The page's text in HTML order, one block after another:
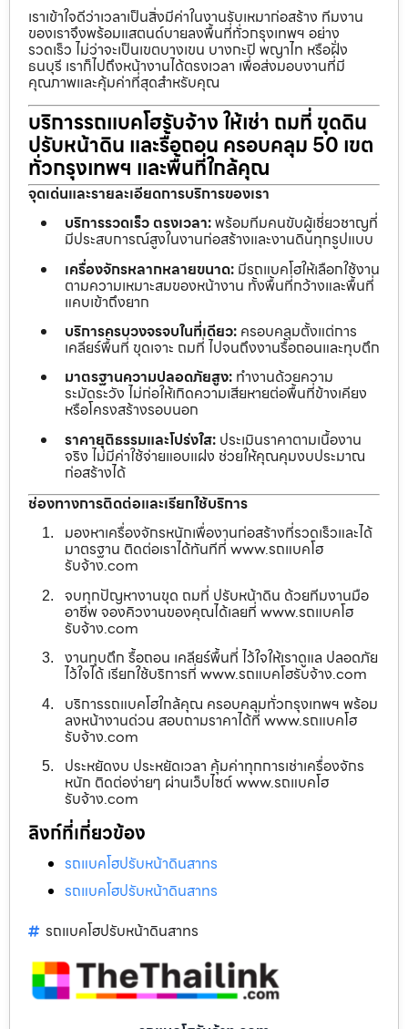
เราเข้าใจดีว่าเวลาเป็นสิ่งมีค่าในงานรับเหมาก่อสร้าง ทีมงาน
ของเราจึงพร้อมแสตนด์บายลงพื้นที่ทั่วกรุงเทพฯ อย่าง
รวดเร็ว ไม่ว่าจะเป็นเขตบางเขน บางกะปิ พญาไท หรือฝั่ง
ธนบุรี เราก็ไปถึงหน้างานได้ตรงเวลา เพื่อส่งมอบงานที่มี
คุณภาพและคุ้มค่าที่สุดสำหรับคุณ
บริการรถแบคโฮรับจ้าง ให้เช่า ถมที่ ขุดดิน
ปรับหน้าดิน และรื้อถอน ครอบคลุม 50 เขต
ทั่วกรุงเทพฯ และพื้นที่ใกล้คุณ
จุดเด่นและรายละเอียดการบริการของเรา
บริการรวดเร็ว ตรงเวลา:พร้อมทีมคนขับผู้เชี่ยวชาญที่
มีประสบการณ์สูงในงานก่อสร้างและงานดินทุกรูปแบบ
เครื่องจักรหลากหลายขนาด: มีรถแบคโฮให้เลือกใช้งาน
ตามความเหมาะสมของหน้างาน ทั้งพื้นที่กว้างและพื้นที่
แคบเข้าถึงยาก
บริการครบวงจรจบในที่เดียว: ครอบคลุมตั้งแต่การ
เคลียร์พื้นที่ ขุดเจาะ ถมที่ ไปจนถึงงานรื้อถอนและทุบตึก
มาตรฐานความปลอดภัยสูง: ทำงานด้วยความ
ระมัดระวัง ไม่ก่อให้เกิดความเสียหายต่อพื้นที่ข้างเคียง
หรือโครงสร้างรอบนอก
ราคายุติธรรมและโปร่งใส: ประเมินราคาตามเนื้องาน
จริง ไม่มีค่าใช้จ่ายแอบแฝง ช่วยให้คุณคุมงบประมาณ
ก่อสร้างได้
ช่องทางการติดต่อและเรียกใช้บริการ
มองหาเครื่องจักรหนักเพื่องานก่อสร้างที่รวดเร็วและได้
มาตรฐาน ติดต่อเราได้ทันทีที่ www.รถแบคโฮ
รับจ้าง.com
จบทุกปัญหางานขุด ถมที่ ปรับหน้าดิน ด้วยทีมงานมือ
อาชีพ จองคิวงานของคุณได้เลยที่ www.รถแบคโฮ
รับจ้าง.com
งานทุบตึก รื้อถอน เคลียร์พื้นที่ ไว้ใจให้เราดูแล ปลอดภัย
ไว้ใจได้ เรียกใช้บริการที่ www.รถแบคโฮรับจ้าง.com
บริการรถแบคโฮใกล้คุณ ครอบคลุมทั่วกรุงเทพฯ พร้อม
ลงหน้างานด่วน สอบถามราคาได้ที่ www.รถแบคโฮ
รับจ้าง.com
ประหยัดงบ ประหยัดเวลา คุ้มค่าทุกการเช่าเครื่องจักร
หนัก ติดต่อง่ายๆ ผ่านเว็บไซต์ www.รถแบคโฮ
รับจ้าง.com
ลิงก์ที่เกี่ยวข้อง
รถแบคโฮปรับหน้าดินสาทร
รถแบคโฮปรับหน้าดินสาทร
รถแบคโฮปรับหน้าดินสาทร